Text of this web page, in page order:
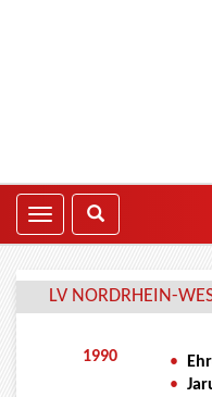
LV NORDRHEIN-
1990 •
•